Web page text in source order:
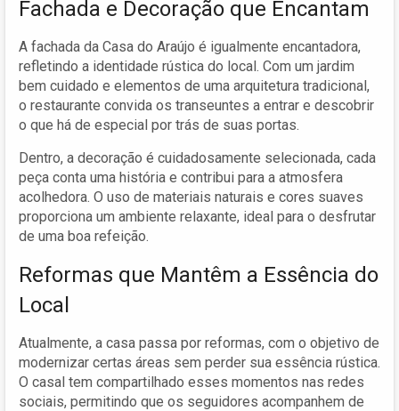
Fachada e Decoração que Encantam
A fachada da Casa do Araújo é igualmente encantadora,
refletindo a identidade rústica do local. Com um jardim
bem cuidado e elementos de uma arquitetura tradicional,
o restaurante convida os transeuntes a entrar e descobrir
o que há de especial por trás de suas portas.
Dentro, a decoração é cuidadosamente selecionada, cada
peça conta uma história e contribui para a atmosfera
acolhedora. O uso de materiais naturais e cores suaves
proporciona um ambiente relaxante, ideal para o desfrutar
de uma boa refeição.
Reformas que Mantêm a Essência do
Local
Atualmente, a casa passa por reformas, com o objetivo de
modernizar certas áreas sem perder sua essência rústica.
O casal tem compartilhado esses momentos nas redes
sociais, permitindo que os seguidores acompanhem de